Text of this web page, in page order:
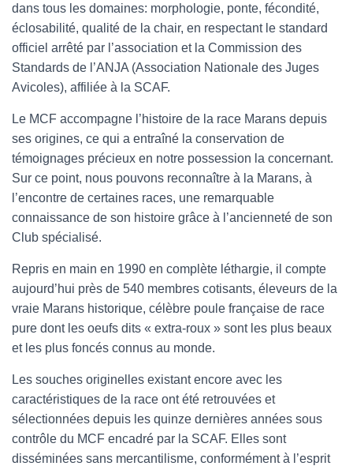
dans tous les domaines: morphologie, ponte, fécondité,
éclosabilité, qualité de la chair, en respectant le standard
officiel arrêté par l’association et la Commission des
Standards de l’ANJA (Association Nationale des Juges
Avicoles), affiliée à la SCAF.
Le MCF accompagne l’histoire de la race Marans depuis
ses origines, ce qui a entraîné la conservation de
témoignages précieux en notre possession la concernant.
Sur ce point, nous pouvons reconnaître à la Marans, à
l’encontre de certaines races, une remarquable
connaissance de son histoire grâce à l’ancienneté de son
Club spécialisé.
Repris en main en 1990 en complète léthargie, il compte
aujourd’hui près de 540 membres cotisants, éleveurs de la
vraie Marans historique, célèbre poule française de race
pure dont les oeufs dits « extra-roux » sont les plus beaux
et les plus foncés connus au monde.
Les souches originelles existant encore avec les
caractéristiques de la race ont été retrouvées et
sélectionnées depuis les quinze dernières années sous
contrôle du MCF encadré par la SCAF. Elles sont
disséminées sans mercantilisme, conformément à l’esprit